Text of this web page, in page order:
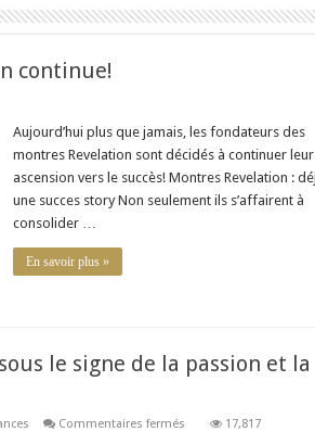
continue!
Aujourd’hui plus que jamais, les fondateurs des
montres Revelation sont décidés à continuer leur
ascension vers le succès! Montres Revelation :
une succes story Non seulement ils s’affairent à
consolider …
En savoir plus »
le signe de la passion et la
Commentaires ferméssur
17,817